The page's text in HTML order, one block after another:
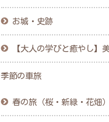
お城・史跡
【大人の学びと癒やし】
季節の車旅
春の旅（桜・新緑・花畑）